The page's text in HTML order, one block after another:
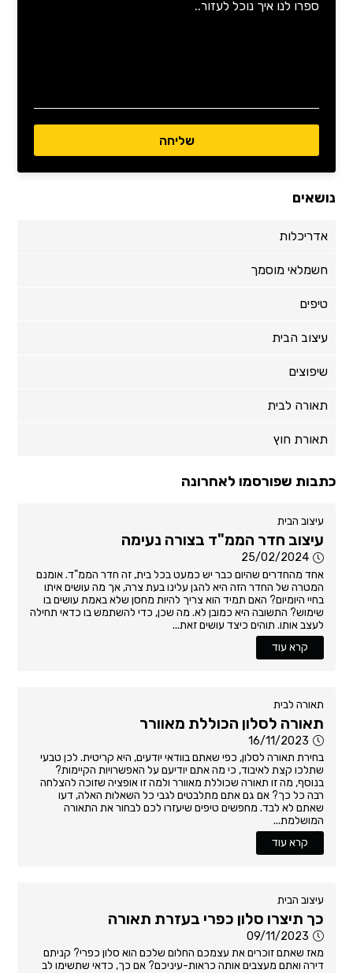
נושאים
אדריכלות
חשמלאי מוסמך
טיפים
עיצוב הבית
שיפוצים
תאורה לבית
תאורת חוץ
כתבות שפורסמו לאחרונה
עיצוב הבית
עיצוב חדר הממ"ד בצורה נעימה
25/02/2024
אחד מהחדרים שהיום כבר יש כמעט בכל בית, זה חדר הממ"ד. אומנם
המטרה של החדר הזה היא להגן עלינו בעת צרה, אך מה עושים איתו
בחיי היומיום? האם תמיד הוא צריך להיות מחסן שלא באמת עושים בו
שימוש? התשובה היא כמובן לא. מה שכן, כדי להשתמש בו כדאי תחילה
לעצב אותו. תוהים כיצד עושים זאת...
קרא עוד
תאורה לבית
תאורה לסלון הכוללת מאוורר
16/11/2023
בחירת תאורה לסלון, כפי שאתם בוודאי יודעים, היא קריטית. לכן טבעי
שתלכו קצת לאיבוד, כי מה אתם יודיעם על האפשרויות הקיימות?
בנוסף, מה זו תאורה שכוללת מאוורר ולמה זו אופציה שזוכה להצלחה
רבה כל כך? אם גם אתם מתלבטים לגבי כל השאלות האלה, דעו
שאתם לא לבד. מחפשים טיפים שיעזרו לכם לבחור את התאורה
המושלמת...
קרא עוד
עיצוב הבית
כך תיצרו סלון כפרי בעזרת תאורה
09/11/2023
מאז שאתם זוכרים את עצמכם החלום שלכם הוא סלון כפרי? קניתם
דירה ואתם מעצבים אותה כראות-עיניכם? אם כך, כדאי שתשימו לב